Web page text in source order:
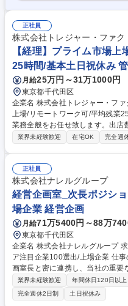
正社員
株式会社トレジャー・ファク
【経理】プライム市場
25時間/基本土日祝休み
月給25万円～31万1000円
東京都千代田区
企業名 株式会社トレジャー・ファクトリー 求人名 【経
上場/リモートワーク可/平均残業25時間/基
業務全般をお任せ致します。出店
る業務拡大、また子会社の監査
務内容】以下業務をご経験に応
処理■債権/債務管理■決算業務（
開示資料作成の補助（有価証券報告書等
囲：会社の定める業務 募集職種 【経理】プライム市場上場/リモートワー
ク可/平均残業25時間/基本土日祝休
業界未経験歓迎 在宅OK 完全週
正社員
株式会社ナレルグループ
経営企画室_次長ポジシ
場企業 経営企画
月給71万5400円～88万
東京都千代田区
企業名 株式会社ナレルグループ 求人名 経営企画室_次長ポジション/アジ
ア注目企業100選出/上場企業 仕事の内容 経営陣・担当役員および経営企
画室長と密に連携し、当社の重要
内の重要プロジェクトの牽引を
■経営課題の抽出および改善施策
点戦略の企画立案・実行推進 ■全
業界未経験歓迎 年間休日120日以上
完全週休2日制
土日祝休み